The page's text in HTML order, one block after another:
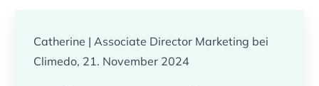
Catherine | Associate Director Marketing bei
Climedo, 21. November 2024